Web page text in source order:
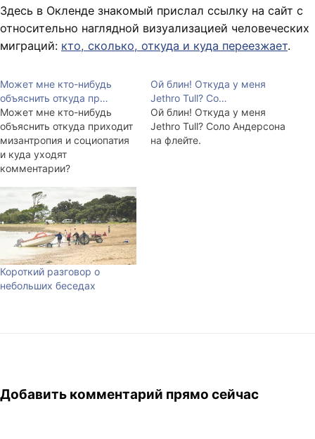
Здесь в Окленде знакомый прислал ссылку на сайт с
относительно наглядной визуализацией человеческих
миграций: кто, сколько, откуда и куда переезжает.
Может мне кто-нибудь
объяснить откуда пр…
Может мне кто-нибудь
объяснить откуда приходит
мизантропия и социопатия
и куда уходят
комментарии?
Ой блин! Откуда у меня
Jethro Tull? Со…
Ой блин! Откуда у меня
Jethro Tull? Соло Андерсона
на флейте.
Короткий разговор о
небольших беседах
Добавить комментарий прямо сейчас